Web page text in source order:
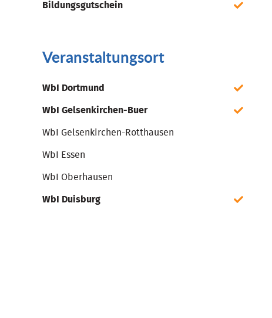
Bildungsgutschein
Veranstaltungsort
WbI Dortmund
WbI Gelsenkirchen-Buer
WbI Gelsenkirchen-Rotthausen
WbI Essen
WbI Oberhausen
WbI Duisburg